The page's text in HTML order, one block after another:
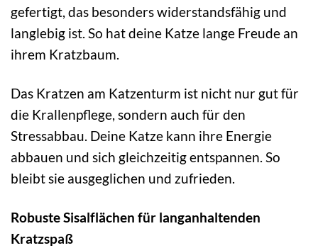
gefertigt, das besonders widerstandsfähig und
langlebig ist. So hat deine Katze lange Freude an
ihrem Kratzbaum.
Das Kratzen am Katzenturm ist nicht nur gut für
die Krallenpflege, sondern auch für den
Stressabbau. Deine Katze kann ihre Energie
abbauen und sich gleichzeitig entspannen. So
bleibt sie ausgeglichen und zufrieden.
Robuste Sisalflächen für langanhaltenden
Kratzspaß